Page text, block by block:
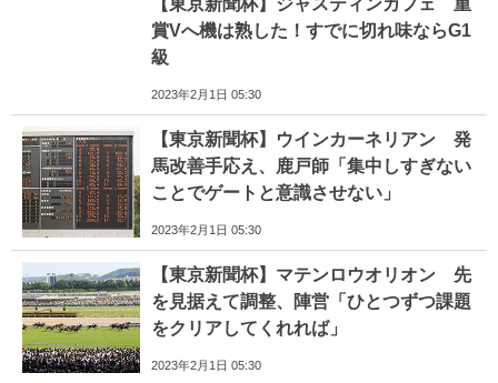
【東京新聞杯】ジャスティンカフェ 重
賞Vへ機は熟した！すでに切れ味ならG1
級
2023年2月1日 05:30
【東京新聞杯】ウインカーネリアン 発
馬改善手応え、鹿戸師「集中しすぎない
ことでゲートと意識させない」
2023年2月1日 05:30
【東京新聞杯】マテンロウオリオン 先
を見据えて調整、陣営「ひとつずつ課題
をクリアしてくれれば」
2023年2月1日 05:30